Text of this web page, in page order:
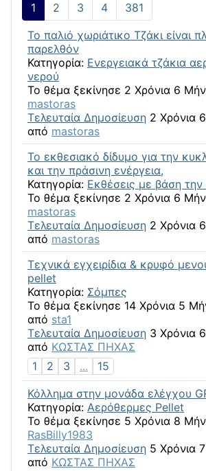
1 2 3 4
381
To παλιό χωριάτικο Τζάκι είναι
παρελθόν
Κατηγορία: Ενεργειακά τζάκια
νερού
Το θέμα ξεκίνησε 2 Χρόνια 6
mastoras
Τελευταία Δημοσίευση 2 Χρόνια
από mastoras
Το εκθεσιακό δίδυμο για την
και την πράσινη ενέργεια,
Κατηγορία: Eκθέσεις με βάση την
Το θέμα ξεκίνησε 2 Χρόνια 6
mastoras
Τελευταία Δημοσίευση 2 Χρόνια
από mastoras
Τεχνικά εγχειρίδια & κρυφό
pellet
Κατηγορία: Σόμπες
Το θέμα ξεκίνησε 14 Χρόνια 5
από sta1
Τελευταία Δημοσίευση 3 Χρόνια
από ΚΩΣΤΑΣ ΠΗΧΑΣ
1
2 3 ...
15
Κόλλημα στην μονάδα ελέγχου
Κατηγορία: Αερόθερμες Pellet
Το θέμα ξεκίνησε 5 Χρόνια 8
RasBilly1983
Τελευταία Δημοσίευση 5 Χρόνια
από ΚΩΣΤΑΣ ΠΗΧΑΣ